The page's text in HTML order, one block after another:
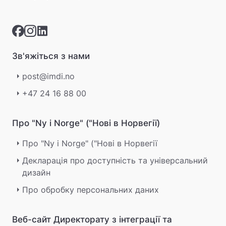
Зв'яжіться з нами
post@imdi.no
+47 24 16 88 00
Про "Ny i Norge" ("Нові в Норвегії)
Про "Ny i Norge" ("Нові в Норвегії
Декларація про доступність та універсальний
дизайн
Про обробку персональних даних
Веб-сайт Директорату з інтеграції та
s
e
d
g
j
e
e
t
s
e
t